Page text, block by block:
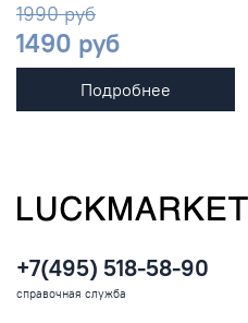
1990 руб
1490 руб
Подробнее
+7(495) 518-58-90
справочная служба